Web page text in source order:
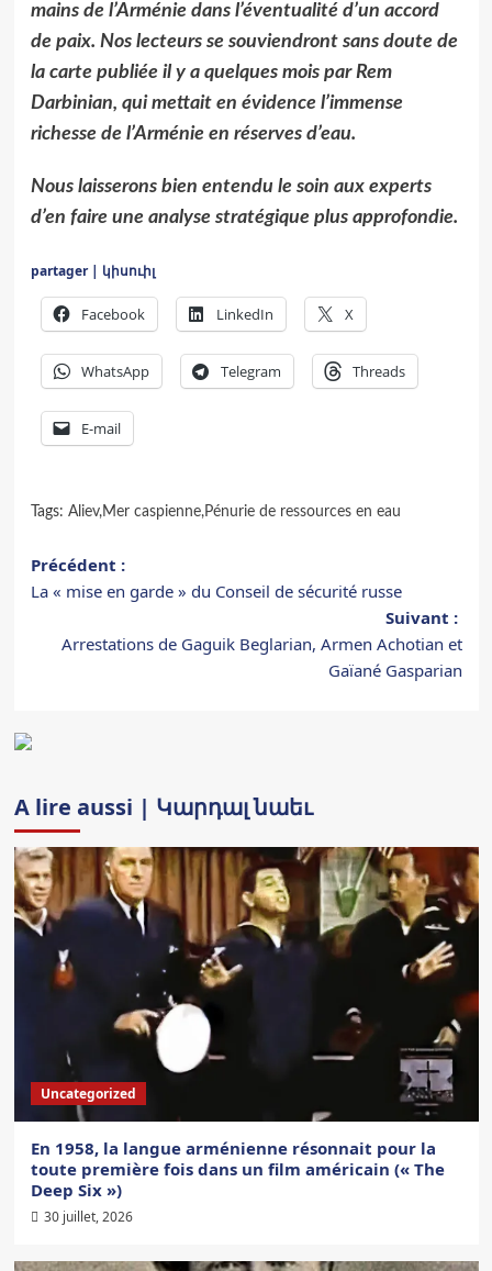
mains de l’Arménie dans l’éventualité d’un accord
de paix. Nos lecteurs se souviendront sans doute de
la carte publiée il y a quelques mois par Rem
Darbinian, qui mettait en évidence l’immense
richesse de l’Arménie en réserves d’eau.
Nous laisserons bien entendu le soin aux experts
d’en faire une analyse stratégique plus approfondie.
partager | կիսուիլ
Facebook LinkedIn X
WhatsApp Telegram Threads
E-mail
Tags: Aliev,Mer caspienne,Pénurie de ressources en eau
Navigation
d’article
Précédent :
La « mise en garde » du Conseil de sécurité russe
Suivant :
Arrestations de Gaguik Beglarian, Armen Achotian et
Gaïané Gasparian
A lire aussi | Կարդալ նաեւ
Uncategorized
En 1958, la langue arménienne résonnait pour la
toute première fois dans un film américain (« The
Deep Six »)
30 juillet, 2026